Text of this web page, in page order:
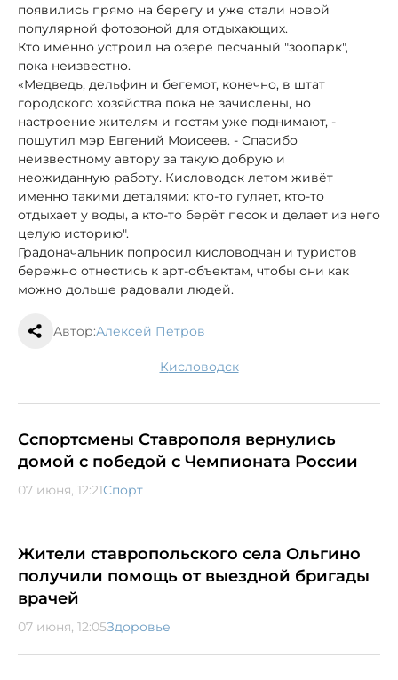
появились прямо на берегу и уже стали новой
популярной фотозоной для отдыхающих.
Кто именно устроил на озере песчаный "зоопарк",
пока неизвестно.
«Медведь, дельфин и бегемот, конечно, в штат
городского хозяйства пока не зачислены, но
настроение жителям и гостям уже поднимают, -
пошутил мэр Евгений Моисеев. - Спасибо
неизвестному автору за такую добрую и
неожиданную работу. Кисловодск летом живёт
именно такими деталями: кто-то гуляет, кто-то
отдыхает у воды, а кто-то берёт песок и делает из него
целую историю".
Градоначальник попросил кисловодчан и туристов
бережно отнестись к арт-объектам, чтобы они как
можно дольше радовали людей.
Автор:Алексей Петров
Кисловодск
Сспортсмены Ставрополя вернулись
домой с победой с Чемпионата России
07 июня, 12:21Спорт
Жители ставропольского села Ольгино
получили помощь от выездной бригады
врачей
07 июня, 12:05Здоровье